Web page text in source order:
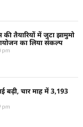
की तैयारियों में जुटा झामुमो
का लिया संकल्प
pm
बढ़ी, चार माह में 3,193
pm